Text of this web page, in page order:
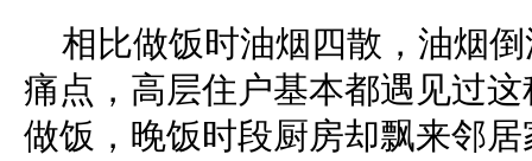
相比做饭时油烟四散，油烟
痛点，高层住户基本都遇见过
做饭，晚饭时段厨房却飘来邻